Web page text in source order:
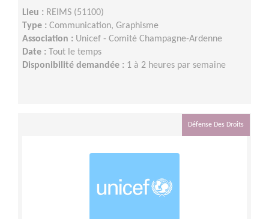
Lieu : REIMS (51100)
Type : Communication, Graphisme
Association : Unicef - Comité Champagne-Ardenne
Date :
Tout le temps
Disponibilité demandée : 1 à 2 heures par semaine
Défense Des Droits